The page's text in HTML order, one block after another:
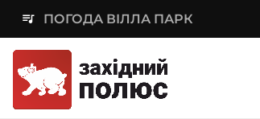
queue_music ПОГОДА ВІЛЛА ПАРК